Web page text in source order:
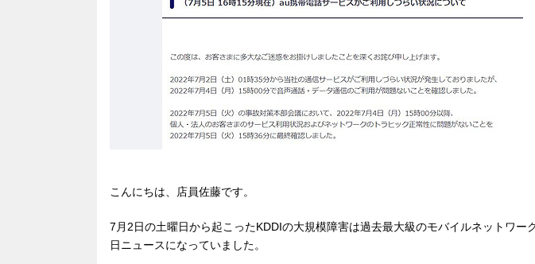
こんにちは、店員佐藤です。
7月2日の土曜日から起こったKDDIの大規模障害は過去最大級のモバイルネットワー
日ニュースになっていました。